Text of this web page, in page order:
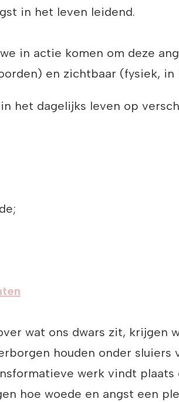
in het leven leidend.
in actie komen om deze
en zichtbaar (fysiek, in
het dagelijks leven op
wat ons dwars zit, krijgen
houden onder
werk vindt
hoe woede en angst een